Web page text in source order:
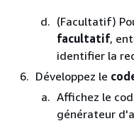
(Facultatif)
facultatif,
identifier la
Développez le
Affichez le
générateur